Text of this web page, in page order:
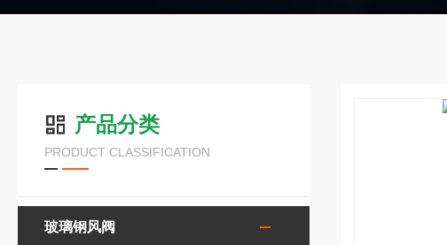
产品分类
PRODUCT CLASSIFICATION
玻璃钢风阀